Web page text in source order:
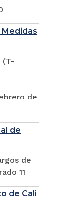
Medidas
(T-
de
de
de
11
de Cali